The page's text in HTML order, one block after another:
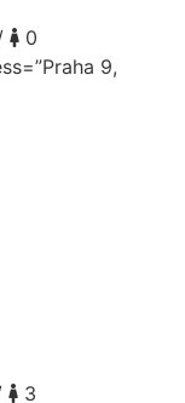
0
9,
3